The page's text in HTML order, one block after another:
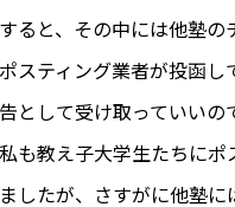
すると、その中には他塾の
ポスティング業者が投函
告として受け取っていいの
私も教え子大学生たちにポ
ましたが、さすがに他塾に